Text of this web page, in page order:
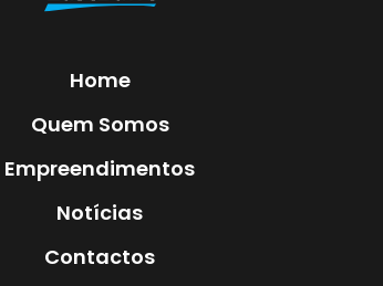
Home
Quem Somos
Empreendimentos
Notícias
Contactos